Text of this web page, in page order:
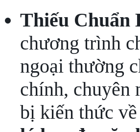
Thiếu Chuẩn
chương trình
ngoại thường
chính, chuyên
bị kiến thức